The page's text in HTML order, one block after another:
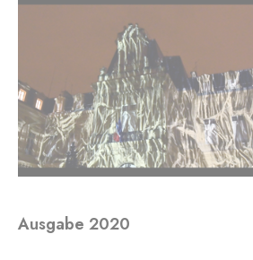
Ausgabe 2020